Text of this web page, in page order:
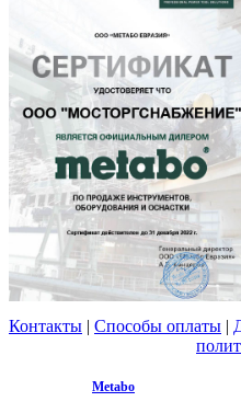
Контакты | Способы оплаты |
Metabo